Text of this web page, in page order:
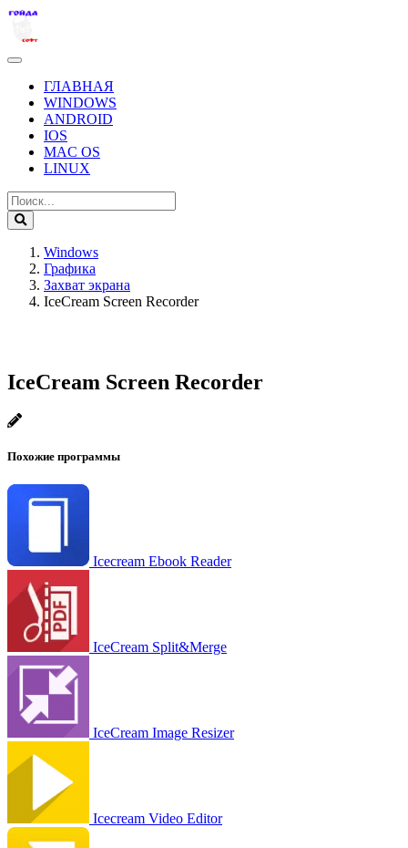
ГЛАВНАЯ
WINDOWS
ANDROID
IOS
MAC OS
LINUX
Windows
Графика
Захват экрана
IceCream Screen Recorder
IceCream Screen Recorder
Похожие программы
Icecream Ebook Reader
IceCream Split&Merge
IceCream Image Resizer
Icecream Video Editor